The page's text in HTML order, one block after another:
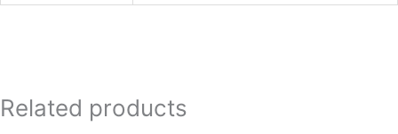
Related products